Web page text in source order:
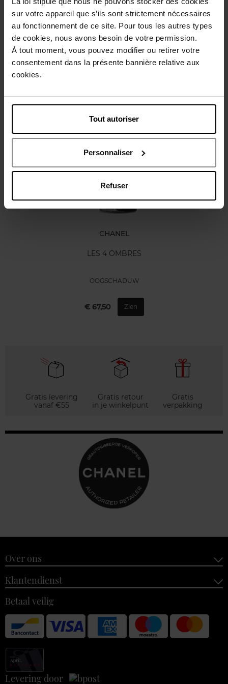
sur votre appareil que s’ils sont strictement nécessaires
au fonctionnement de ce site. Pour tous les autres types
de cookies, nous avons besoin de votre permission.
À tout moment, vous pouvez modifier ou retirer votre
consentement dans la présente bannière relative aux
cookies.
Tout autoriser
Personnaliser
Refuser
Beschrijving
Gebruiksadvies
Karakteristieken
Nog iets vergeten ?
CHANEL
LES 4 OMBRES
OOGSCHADUW
€ 67,50 Zien
Gratis levering
vanaf €55
Gratis retour
in je winkelpunt
Gratis
verpakking
Over ons
Klantendienst
Betaal veilig
Levering door